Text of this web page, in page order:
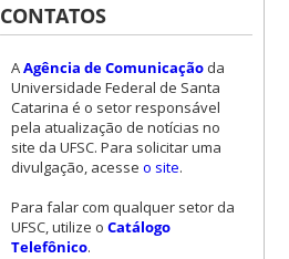
CONTATOS
AAgência de Comunicaçãoda
Universidade Federal de Santa
Catarina é o setor responsável
pela atualização de notícias no
site da UFSC. Para solicitar uma
divulgação, acesse o site.
Para falar com qualquer setor da
UFSC, utilize o Catálogo
Telefônico.